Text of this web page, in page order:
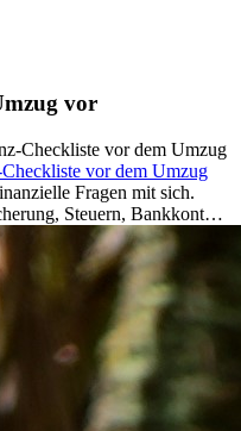
vor
vor dem Umzug
Fragen mit sich.
Steuern, Bankkonto,
damit dein Neustart